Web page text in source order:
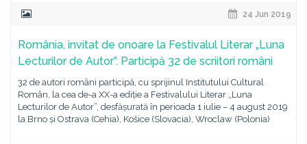
24 Jun 2019
România, invitat de onoare la Festivalul Literar „Luna
Lecturilor de Autor”. Participă 32 de scriitori români
32 de autori români participă, cu sprijinul Institutului Cultural
Român, la cea de-a XX-a ediție a Festivalului Literar „Luna
Lecturilor de Autor”, desfășurată în perioada 1 iulie – 4 august 2019
la Brno și Ostrava (Cehia), Košice (Slovacia), Wroclaw (Polonia)